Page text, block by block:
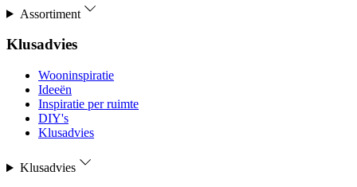
Assortiment
Klusadvies
Wooninspiratie
Ideeën
Inspiratie per ruimte
DIY's
Klusadvies
Klusadvies